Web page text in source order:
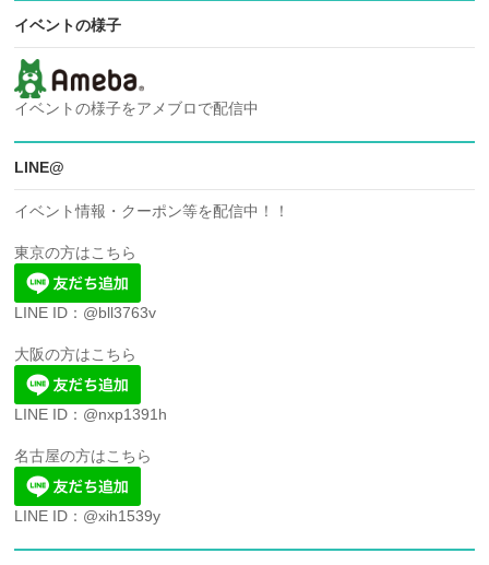
イベントの様子
イベントの様子をアメブロで配信中
LINE@
イベント情報・クーポン等を配信中！！
東京の方はこちら
LINE ID：@bll3763v
大阪の方はこちら
LINE ID：@nxp1391h
名古屋の方はこちら
LINE ID：@xih1539y